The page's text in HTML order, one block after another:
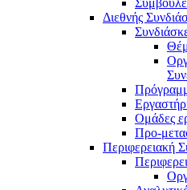
Διεθνής
Ομάδες
Προ-
Περιφερειακή